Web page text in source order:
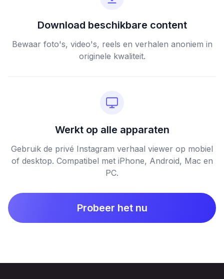
Download beschikbare content
Bewaar foto's, video's, reels en verhalen anoniem in
originele kwaliteit.
Werkt op alle apparaten
Gebruik de privé Instagram verhaal viewer op mobiel
of desktop. Compatibel met iPhone, Android, Mac en
PC.
Probeer het nu